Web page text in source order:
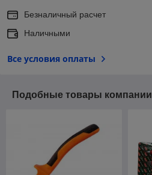
Безналичный расчет
Наличными
Все условия оплаты
Подобные товары компании